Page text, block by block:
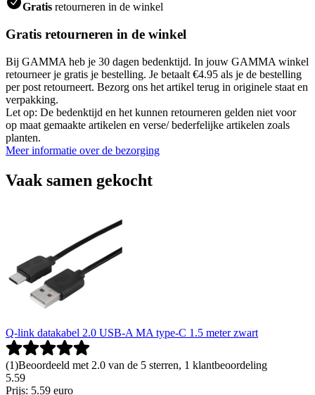
Gratis retourneren in de winkel
Gratis retourneren in de winkel
Bij GAMMA heb je 30 dagen bedenktijd. In jouw GAMMA winkel
retourneer je gratis je bestelling. Je betaalt €4.95 als je de bestelling
per post retourneert. Bezorg ons het artikel terug in originele staat en
verpakking.
Let op: De bedenktijd en het kunnen retourneren gelden niet voor
op maat gemaakte artikelen en verse/ bederfelijke artikelen zoals
planten.
Meer informatie over de bezorging
Vaak samen gekocht
Q-link datakabel 2.0 USB-A MA type-C 1.5 meter zwart
(1)Beoordeeld met 2.0 van de 5 sterren, 1 klantbeoordeling
5.59
Prijs: 5.59 euro